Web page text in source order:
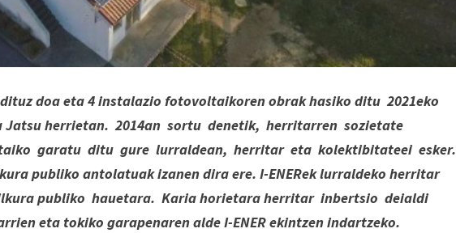
doa eta 4 instalazio fotovoltaikoren obrak hasiko ditu 2021eko
Jatsu herrietan. 2014an sortu denetik, herritarren sozietate
garatu ditu gure lurraldean, herritar eta kolektibitateei esker.
publiko antolatuak izanen dira ere. I-ENERek lurraldeko herritar
publiko hauetara. Karia horietara herritar inbertsio deialdi
eta tokiko garapenaren alde I-ENER ekintzen indartzeko.